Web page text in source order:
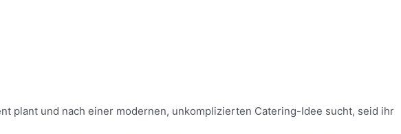
plant und nach einer modernen, unkomplizierten Catering-Idee sucht, seid ihr